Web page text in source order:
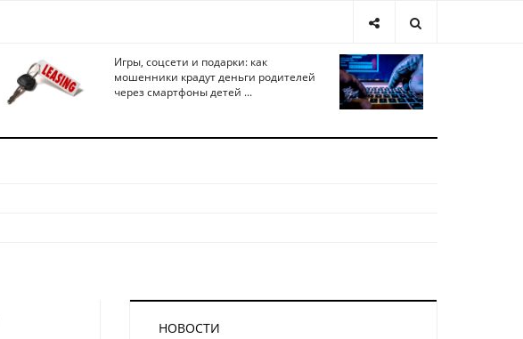
Игры, соцсети и подарки: как
мошенники крадут деньги родителей
через смартфоны детей ...
НОВОСТИ